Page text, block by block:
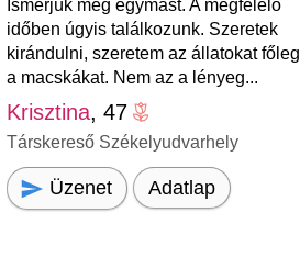
Ismerjük meg egymást. A megfelelő
időben úgyis találkozunk. Szeretek
kirándulni, szeretem az állatokat főleg
a macskákat. Nem az a lényeg...
Krisztina, 47
Társkereső Székelyudvarhely
Üzenet Adatlap